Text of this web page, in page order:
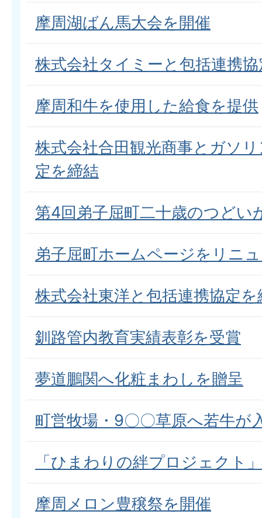
摩周湖ばん馬大会を開催
株式会社タイミーと包括連携
摩周和牛を使用した給食を提供
株式会社合田観光商事とガソ
定を締結
第4回弟子屈町二十歳のつどい
弟子屈町ホームページをリニ
株式会社東洋と包括連携協定を
釧路管内教育実績表彰を受賞
夢道鵬関へ化粧まわしを贈呈
町営牧場・9〇〇草原へ若牛が
「ひまわりの絆プロジェクト
摩周メロン豊穣祭を開催